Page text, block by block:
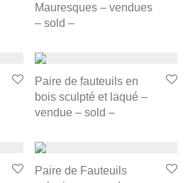
Mauresques – vendues
– sold –
Paire de fauteuils en
bois sculpté et laqué –
vendue – sold –
Paire de Fauteuils